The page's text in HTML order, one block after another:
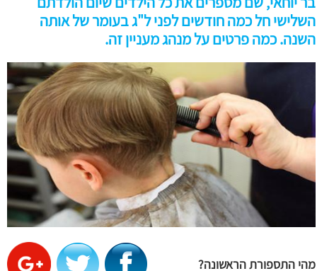
השלישי חל כמה חודשים לפני ל"ג בעומר של אותה
השנה. כמה פרטים על מנהג מעניין זה.
מהי התספורת הראשונה?